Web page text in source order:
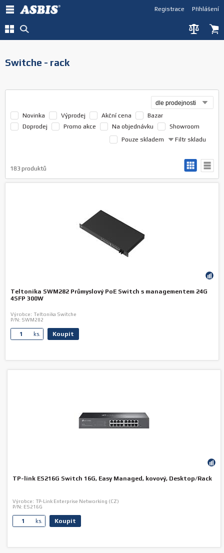
Přihlášení
Registrace
Switche - rack
Novinka Výprodej Akční cena
Bazar
Doprodej
Promo akce Na objednávku
Showroom
Filtr skladu
Pouze skladem
183 produktů
Teltonika SWM282 Průmyslový PoE Switch s managementem 24G
4SFP 300W
Výrobce: Teltonika Switche
P/N: SWM282
ks. Koupit
TP-link ES216G Switch 16G, Easy Managed, kovový, Desktop/Rack
Výrobce: TP-Link Enterprise Networking (CZ)
P/N: ES216G
ks. Koupit